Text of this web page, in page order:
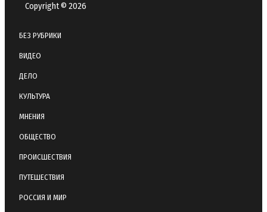
Copyright © 2026
БЕЗ РУБРИКИ
ВИДЕО
ДЕЛО
КУЛЬТУРА
МНЕНИЯ
ОБЩЕСТВО
ПРОИСШЕСТВИЯ
ПУТЕШЕСТВИЯ
РОССИЯ И МИР